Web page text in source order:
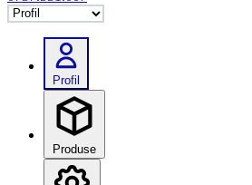
Selectează tab
Profil
Produse